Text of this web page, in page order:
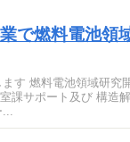
で燃料電池領
す 燃料電池領域研究
課サポート及び 構造
...